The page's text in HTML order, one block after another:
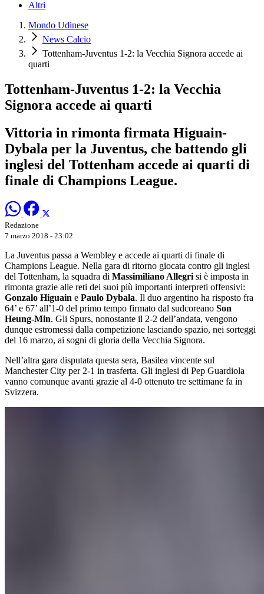
Altri
Mondo Udinese
News Calcio
Tottenham-Juventus 1-2: la Vecchia Signora accede ai
quarti
Tottenham-Juventus 1-2: la Vecchia
Signora accede ai quarti
Vittoria in rimonta firmata Higuain-
Dybala per la Juventus, che battendo gli
inglesi del Tottenham accede ai quarti di
finale di Champions League.
Redazione
7 marzo 2018 - 23:02
La Juventus passa a Wembley e accede ai quarti di finale di
Champions League. Nella gara di ritorno giocata contro gli inglesi
del Tottenham, la squadra di Massimiliano Allegri si è imposta in
rimonta grazie alle reti dei suoi più importanti interpreti offensivi:
Gonzalo Higuain e Paulo Dybala. Il duo argentino ha risposto fra
64’ e 67’ all’1-0 del primo tempo firmato dal sudcoreano Son
Heung-Min. Gli Spurs, nonostante il 2-2 dell’andata, vengono
dunque estromessi dalla competizione lasciando spazio, nei sorteggi
del 16 marzo, ai sogni di gloria della Vecchia Signora.
Nell’altra gara disputata questa sera, Basilea vincente sul
Manchester City per 2-1 in trasferta. Gli inglesi di Pep Guardiola
vanno comunque avanti grazie al 4-0 ottenuto tre settimane fa in
Svizzera.